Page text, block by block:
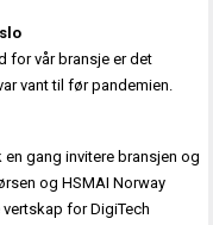
for vår bransje er det
vant til før pandemien.
gang invitere bransjen og
og HSMAI Norway
for DigiTech